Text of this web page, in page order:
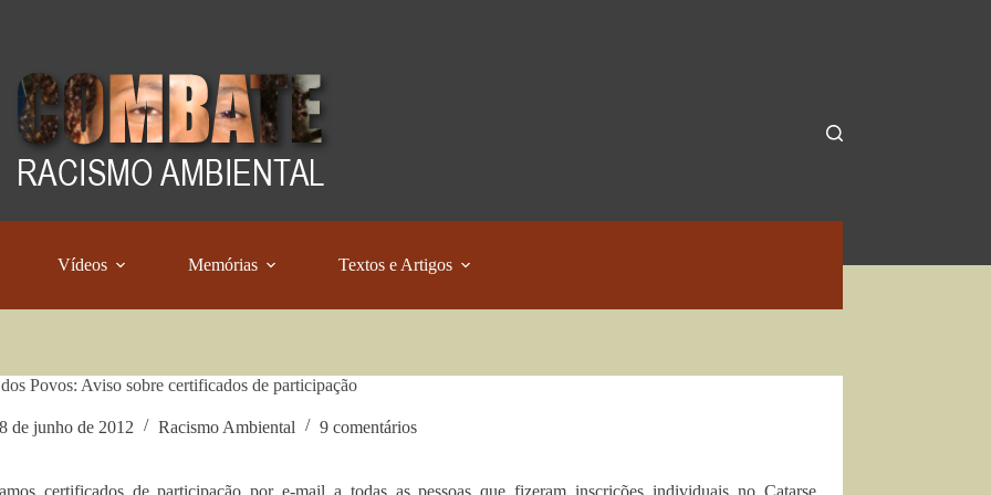
Vídeos Memórias Textos e Artigos
Povos: Aviso sobre certificados de participação
de junho de 2012 Racismo Ambiental 9 comentários
certificados de participação por e-mail a todas as pessoas que fizeram inscrições individuais no Catarse